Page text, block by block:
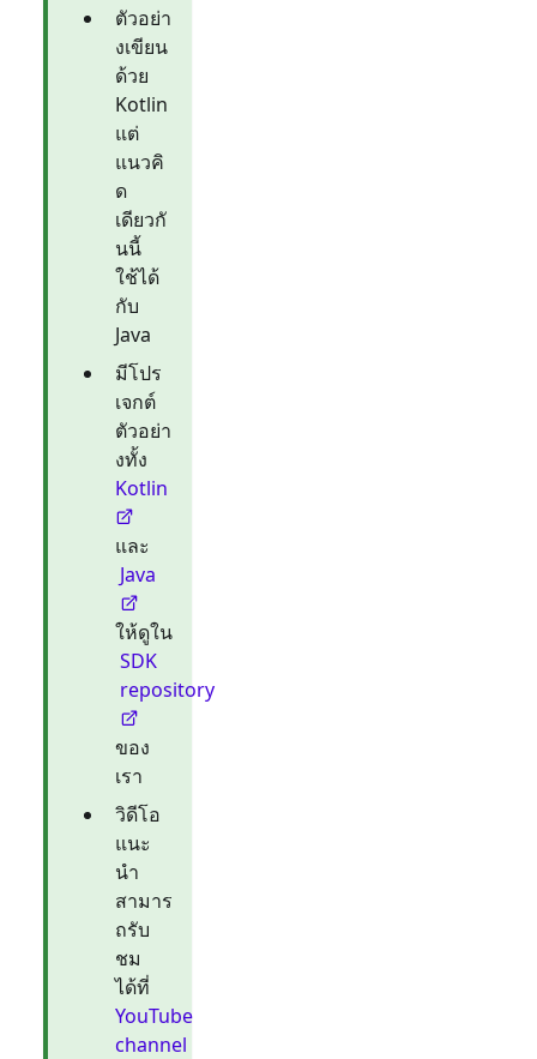
ตัวอย่า
งเขียน
ด้วย
Kotlin
แต่
แนวคิ
ด
เดียวกั
นนี้
ใช้ได้
กับ
Java
มีโปร
เจกต์
ตัวอย่า
งทั้ง
Kotlin
และ
Java
ให้ดูใน
SDK
repository
ของ
เรา
วิดีโอ
แนะ
นำ
สามาร
ถรับ
ชม
ได้ที่
YouTube
channel